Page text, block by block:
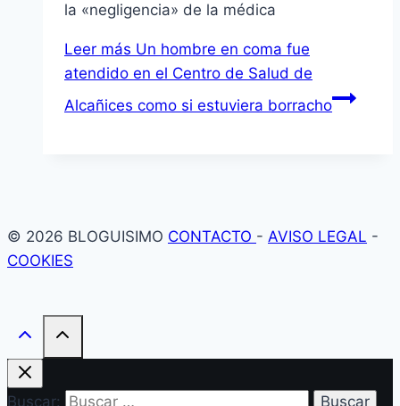
la «negligencia» de la médica
Leer más Un hombre en coma fue
atendido en el Centro de Salud de
Alcañices como si estuviera borracho
© 2026 BLOGUISIMO CONTACTO - AVISO LEGAL -
COOKIES
Buscar: